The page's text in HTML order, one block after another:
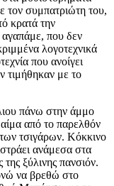
τον συμπατριώτη του,
κρατά την
αγαπάμε, που δεν
λογοτεχνικά
που ανοίγει
τιμήθηκαν με το
Μα είναι επίσης αλήθεια, πως η ασίγαστη πάλη ενάντια στις αλλαγές που σου επιβάλλουν σε αναγκάζει να μη συμβιβάζεσαι μ' αυτό που ονομάζω: «ο κόσμος». Δεν μπορώ να μη διαμαρτύρομαι και εξεγείρομαι αναζητώντας εκείνη την παλιά επανάσταση, που στο κάτω κάτω σου επιτρέπει να σμίξεις τη μια μέρα με την άλλη. «Και μην ξεχάσεις το γάτο» είπε ο Γαρίδο, δείχνοντας τον Σιμενόν που μας παρατηρούσε από την πόρτα του δωματίου που μας φιλοξένησε ως εκείνο το απόγευμα. Ο θαλασσινός αέρας του είχε κάνει καλό. Το ολόλευκο τρίχωμα του έλαμπε και είχε παχύνει τόσο που, από το βάρος, περπατούσε πιο αργά. Έβαλα στην τσέπη μου τα χρήματα. Ο Σιμενόν βολεύτηκε στο αριστερό μου μπράτσο, και με το δεξί χέρι σήκωσα την τσάντα που περιείχε τα λιγοστά μου υπάρχοντα. Τρία ξεβαμμένα πουκάμισα, τα ανάλογα σώβρακα και κάλτσες, δύο χοντρά γιλέκα, ένα ταλαιπωρημένο αντίτυπο του Πιάνο Μπαρ για μοναχικούς, ένα σημειωματάριο, οδοντόβουρτσα και δύο γράμματα της Γκρισέτα. Αποχαιρέτησα τον Γαρίδο που χτύπησε τα τακούνια του σε στάση προσοχής και χαμογέλασε, χαρούμενος που μ' έβλεπε να φεύγω από το φέουδό του. Ανάσανα τον αλμυρό αέρα και πήρα το αμμουδερό μονοπάτι που οδηγούσε στο Σαντιάγο. Έφτασα στον αυτοκινητόδρομο, όμως, αντί να περπατήσω προς τη στάση των λεωφορείων σήκωσα το δεξί μου χέρι για να κάνω οτοστόπ. Το φορτηγό πέρασε δίπλα μου με ταχύτητα και δεν σταμάτησε. Μισή ώρα αργότερα, ύστερα από μια ντουζίνα αποτυχημένες απόπειρες, ένα πράσινο φορτηγάκι σταμάτησε. Οδηγούσε μια γυναίκα, μελαχρινή με μεγάλα μάτια. Μελέτησε εξονυχιστικά το παρουσιαστικό μου προτού κατεβάσει το τζάμι της πόρτας του συνοδηγού. «Πηγαίνω στο Σαντιάγο» είπα. «Ανέβα. Μα σε προειδοποιώ πως θέλω να περάσω πρώτα από το Βαλπαραΐσο. Έχω μια δουλειά.» «Δε βιάζομαι. Άλλωστε, θα μου κάνει καλό στην ψυχή να δω τα βουνά του Βαλπαραΐσο.» Η γυναίκα τακτοποίησε πίσω την τσάντα που βρίσκονταν στη θέση του συνοδηγού και μου έκανε νόημα να μπω. «Φαινόσουν συμπαθητικούλης με το γάτο στην αγκαλιά» είπε μόλις έβαλε μπρος το αμάξι. «Συμπαθής και ακίνδυνος.» «Έτσι είμαι» είπα και χαμογέλασα. «Όλο και περισσότερο συμπαθητικός και ακίνδυνος. Μάλλον φταίει η ηλικία.» «Εγώ δεν είπα πως φαίνεσαι γέρος. Απλώς δε δείχνεις τουρίστας του δρόμου. Ξέρεις, μαύρα ρούχα, ξυρισμένο κεφάλι, παγούρι και φανερή έλλειψη καθαριότητας. Έχει γεμίσει ο τόπος από δαύτους και δεν είναι να τους έχεις εμπιστοσύνη» είπε η γυναίκα. Άνοιξε ταχύτητα και συνέχισε: «Με λένε Βερόνικα Χέλδρες και δουλεύω σ' ένα γραφείο περιβαλλοντικών μελετών. Ρύπανση, τοξικά απόβλητα, προστασία της πανίδας. Όπως καταλαβαίνεις, από δουλειά έχω μπόλικη.» «Ερέδια.» Είπα σκέτο τ' όνομα μου, γιατί δεν ήξερα τι άλλο να προσθέσω. Δεν είχα διεύθυνση κατοικίας, ούτε όρεξη ν' αποκαλύψω το παρελθόν μου σε μια άγνωστη. «Ο γάτος έχει όνομα;» «Σιμενόν.» «Όπως ο ποδοσφαιριστής;» «Ναι, έπαιζε στην επίθεση, σ' ένα αχτύπητο τρίο μαζί με τον Σοριάνο και τον Ονέτι.» «Μάλλον είπα κοτσάνα, ε;» ρώτησε προτού πάρει μια στροφή με μεγαλύτερη ταχύτητα απ' την επιτρεπόμενη. Η γυναίκα ήταν ευγενική και φλύαρη. Ήταν παντρεμένη μ' έναν αμερικανό δασολόγο που τον είχε γνωρίσει ότα